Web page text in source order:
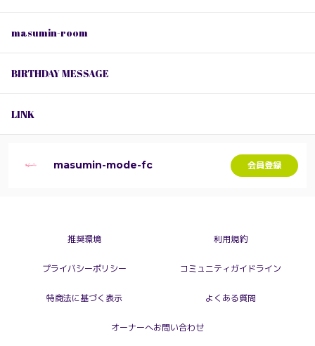
masumin-room
BIRTHDAY MESSAGE
LINK
masumin-mode-fc 会員登録
推奨環境 利用規約
プライバシーポリシー コミュニティガイドライン
特商法に基づく表示 よくある質問
オーナーへお問い合わせ